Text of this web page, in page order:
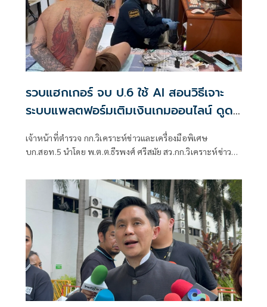
รวบแฮกเกอร์ จบ ป.6 ใช้ AI สอนวิธีเจาะ
ระบบแพลตฟอร์มเติมเงินเกมออนไลน์ ดูด
เงิน 2 แสน พบมี 5 หมายจับ
เจ้าหน้าที่ตำรวจ กก.วิเคราะห์ข่าวและเครื่องมือพิเศษ
บก.สอท.5 นำโดย พ.ต.ต.ธีรพงศ์ ศรีสมัย สว.กก.วิเคราะห์ข่าว
ตำรวจ บก.สส.ภ.8 นำหมายค้นศาลจังหวัดภูเก็ตที่ 175/2569 ลง
15 ก.ค.69